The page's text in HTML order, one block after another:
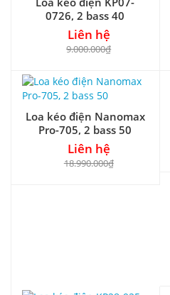
0726, 2 bass 40
Liên hệ
9.000.000₫
Loa kéo điện Nanomax
Pro-705, 2 bass 50
Liên hệ
18.990.000₫